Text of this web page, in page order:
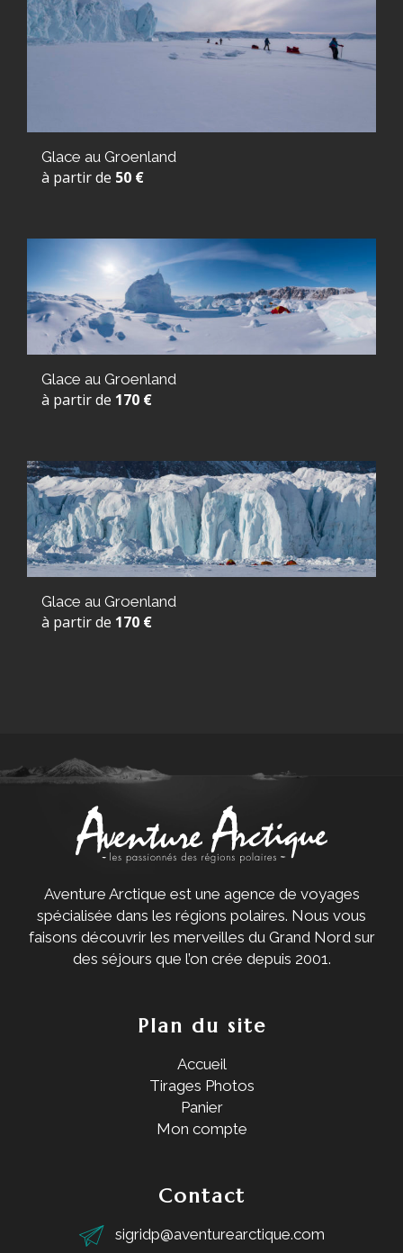
Glace au Groenland
à partir de 50 €
Glace au Groenland
à partir de 170 €
Glace au Groenland
à partir de 170 €
Aventure Arctique est une agence de voyages
spécialisée dans les régions polaires. Nous vous
faisons découvrir les merveilles du Grand Nord sur
des séjours que l’on crée depuis 2001.
Plan du site
Accueil
Tirages Photos
Panier
Mon compte
Contact
sigridp@aventurearctique.com